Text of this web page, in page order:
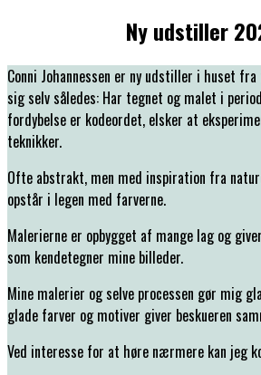
Ny udstiller
Conni Johannessen er ny udstiller i huset
sig selv således: Har tegnet og malet i
fordybelse er kodeordet, elsker at
teknikker.
Ofte abstrakt, men med inspiration fra
opstår i legen med farverne.
Malerierne er opbygget af mange lag og
som kendetegner mine billeder.
Mine malerier og selve processen gør mig
glade farver og motiver giver beskueren
Ved interesse for at høre nærmere kan jeg